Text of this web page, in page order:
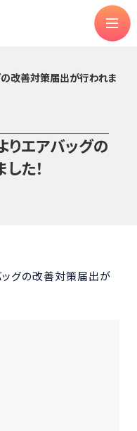
モビリティ
の改善対策届出が行われま
りエアバッグの
た！
ッグの改善対策届出が